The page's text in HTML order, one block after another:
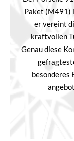
Paket (M491)
er vereint
kraftvollen
Genau diese
besonderes